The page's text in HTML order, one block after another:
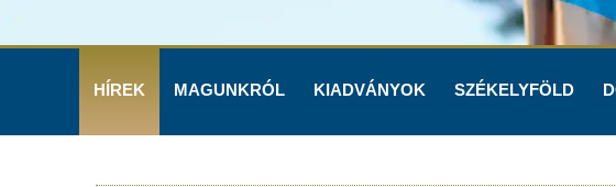
HÍREK MAGUNKRÓL KIADVÁNYOK SZÉKELYFÖLD